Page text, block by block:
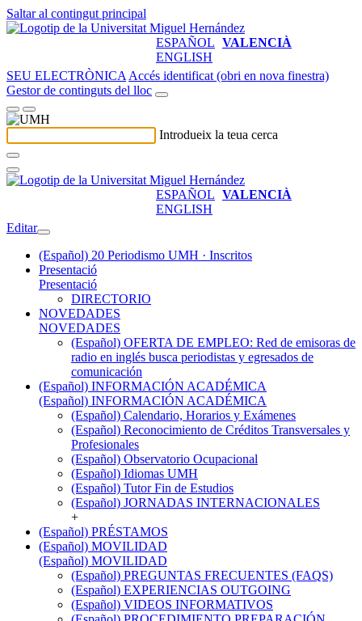
Saltar al contingut principal
ESPAÑOL VALENCIÀ
ENGLISH
SEU ELECTRÒNICA Accés identificat (obri en nova finestra)
Gestor de continguts del lloc
Introdueix la teua cerca
ESPAÑOL VALENCIÀ
ENGLISH
Editar
(Español) 20 Periodismo UMH · Inscritos
Presentació
Presentació
DIRECTORIO
NOVEDADES
NOVEDADES
(Español) OFERTA DE EMPLEO: Red de emisoras de
radio en inglés busca periodistas y egresados de
comunicación
(Español) INFORMACIÓN ACADÉMICA
(Español) INFORMACIÓN ACADÉMICA
(Español) Calendario, Horarios y Exámenes
(Español) Reconocimiento de Créditos Transversales y
Profesionales
(Español) Observatorio Ocupacional
(Español) Idiomas UMH
(Español) Tutor Fin de Estudios
(Español) JORNADAS INTERNACIONALES
+
(Español) PRÉSTAMOS
(Español) MOVILIDAD
(Español) MOVILIDAD
(Español) PREGUNTAS FRECUENTES (FAQS)
(Español) EXPERIENCIAS OUTGOING
(Español) VIDEOS INFORMATIVOS